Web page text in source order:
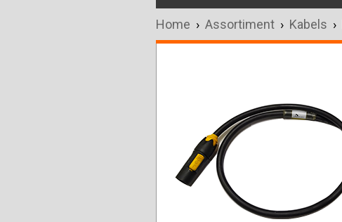
Home › Assortiment › Kabels ›